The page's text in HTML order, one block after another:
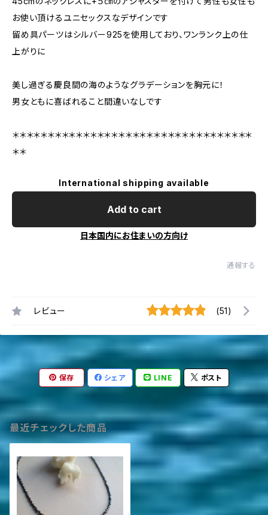
お使い頂けるユニセックスなデザインです
留め具パーツはシルバー925を使用しており、ワンランク上の仕
上がりに
美し過ぎる慶良間の海のようなグラデーションを胸元に！
男女ともに喜ばれること間違いなしです
＊＊＊＊＊＊＊＊＊＊＊＊＊＊＊＊＊＊＊＊＊＊＊＊＊＊＊＊＊＊＊＊＊＊
＊＊
International shipping available
Add to cart
日本国内にお住まいの方向け
通報する
レビュー (51)
保存 シェア LINE ポスト
最近チェックした商品